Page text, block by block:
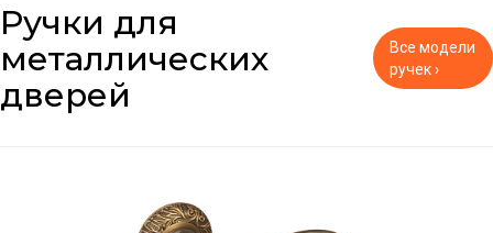
Ручки для
металлических
дверей
Все модели
ручек ›